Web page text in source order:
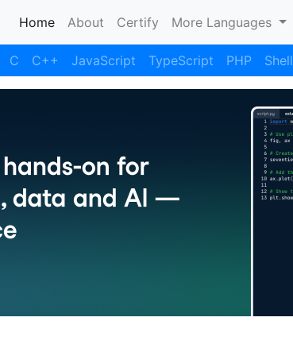
Home(current)
About Certify More Languages
C C++ JavaScript TypeScript PHP Shell